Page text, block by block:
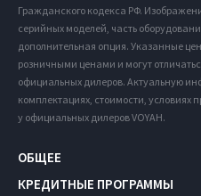
Гражданского кодекса РФ.
серийных моделей, часть
дополнительная опция. Указанные
розничными ценами и могут
официальных дилеров. Актуальную
комплектациях, стоимости, условиях
у официальных дилеров VOYAH.
ОБЩЕЕ
КРЕДИТНЫЕ ПРОГРАММЫ